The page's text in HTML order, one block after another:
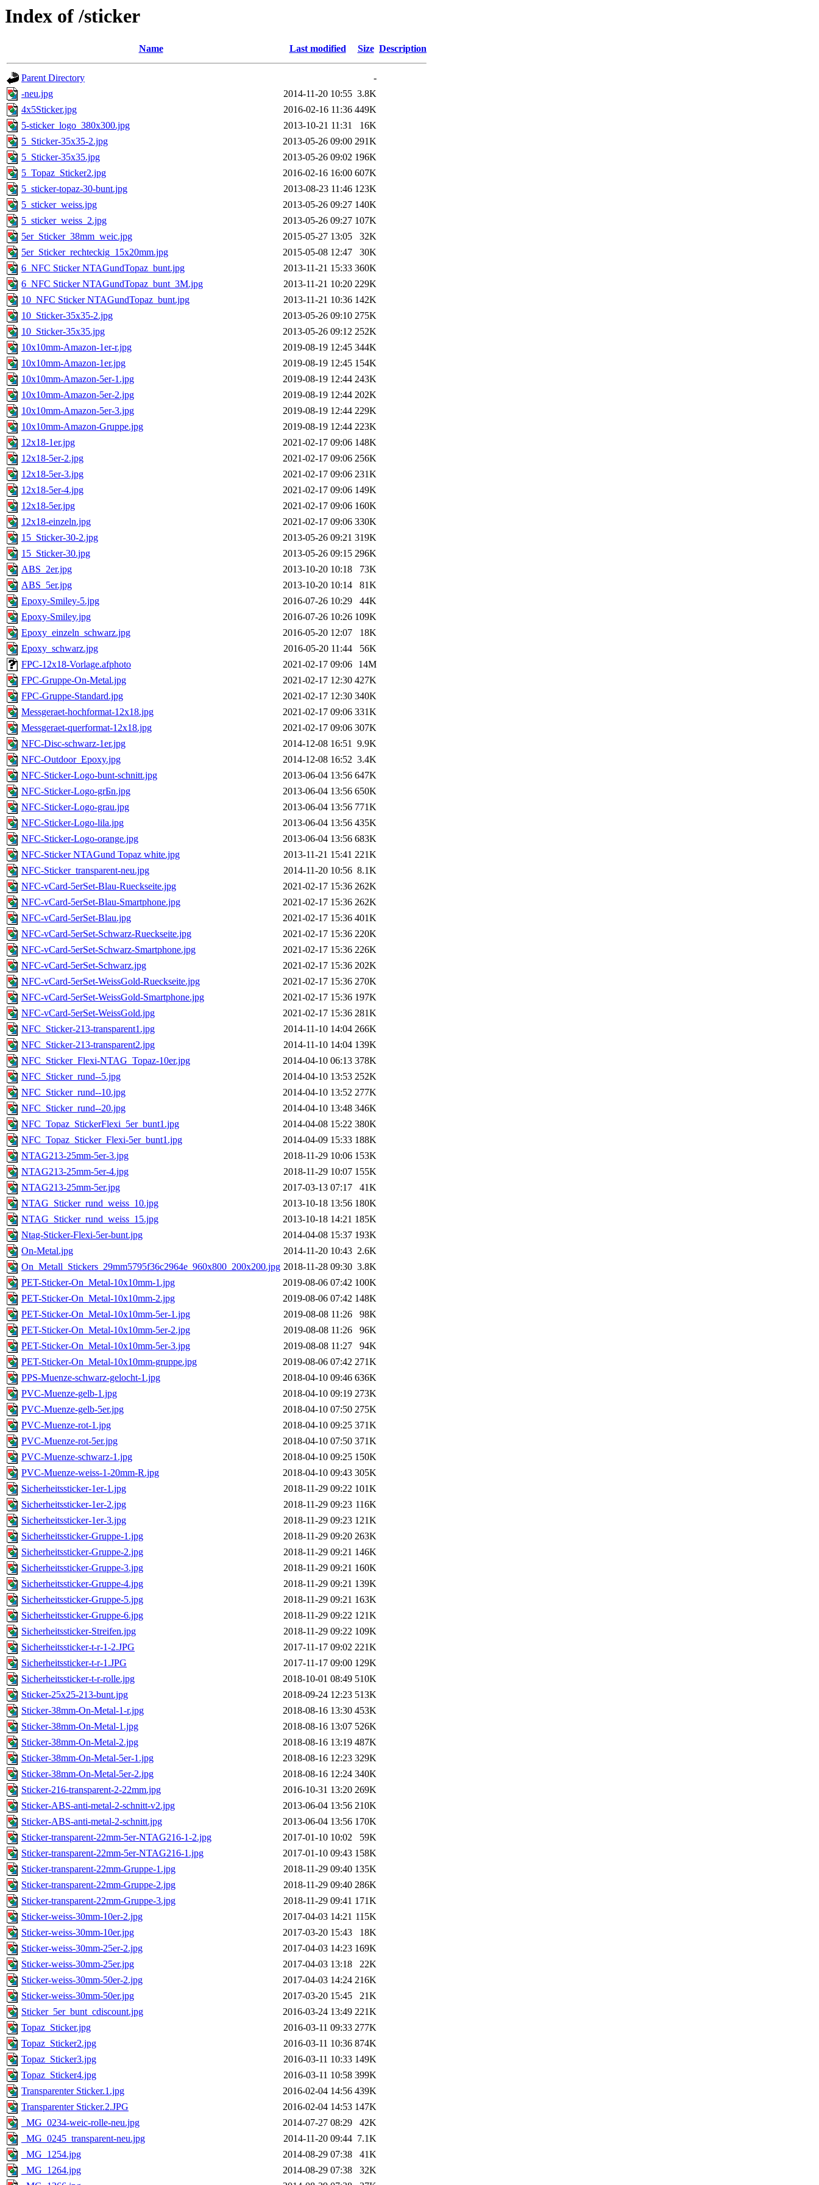
Index of /sticker
Name Last modified Size Description
Parent Directory
-
-neu.jpg
2014-11-20 10:55 3.8K
4x5Sticker.jpg
2016-02-16 11:36 449K
5-sticker_logo_380x300.jpg
2013-10-21 11:31
16K
5_Sticker-35x35-2.jpg
2013-05-26 09:00 291K
5_Sticker-35x35.jpg
2013-05-26 09:02 196K
5_Topaz_Sticker2.jpg
2016-02-16 16:00 607K
5_sticker-topaz-30-bunt.jpg
2013-08-23 11:46 123K
5_sticker_weiss.jpg
2013-05-26 09:27 140K
5_sticker_weiss_2.jpg
2013-05-26 09:27 107K
5er_Sticker_38mm_weiс.jpg
2015-05-27 13:05
32K
5er_Sticker_rechteckig_15x20mm.jpg
2015-05-08 12:47
30K
6_NFC Sticker NTAGundTopaz_bunt.jpg
2013-11-21 15:33 360K
6_NFC Sticker NTAGundTopaz_bunt_3M.jpg
2013-11-21 10:20 229K
10_NFC Sticker NTAGundTopaz_bunt.jpg
2013-11-21 10:36 142K
10_Sticker-35x35-2.jpg
2013-05-26 09:10 275K
10_Sticker-35x35.jpg
2013-05-26 09:12 252K
10x10mm-Amazon-1er-r.jpg
2019-08-19 12:45 344K
10x10mm-Amazon-1er.jpg
2019-08-19 12:45 154K
10x10mm-Amazon-5er-1.jpg
2019-08-19 12:44 243K
10x10mm-Amazon-5er-2.jpg
2019-08-19 12:44 202K
10x10mm-Amazon-5er-3.jpg
2019-08-19 12:44 229K
10x10mm-Amazon-Gruppe.jpg
2019-08-19 12:44 223K
12x18-1er.jpg
2021-02-17 09:06 148K
12x18-5er-2.jpg
2021-02-17 09:06 256K
12x18-5er-3.jpg
2021-02-17 09:06 231K
12x18-5er-4.jpg
2021-02-17 09:06 149K
12x18-5er.jpg
2021-02-17 09:06 160K
12x18-einzeln.jpg
2021-02-17 09:06 330K
15_Sticker-30-2.jpg
2013-05-26 09:21 319K
15_Sticker-30.jpg
2013-05-26 09:15 296K
ABS_2er.jpg
2013-10-20 10:18
73K
ABS_5er.jpg
2013-10-20 10:14
81K
Epoxy-Smiley-5.jpg
2016-07-26 10:29
44K
Epoxy-Smiley.jpg
2016-07-26 10:26 109K
Epoxy_einzeln_schwarz.jpg
2016-05-20 12:07
18K
Epoxy_schwarz.jpg
2016-05-20 11:44
56K
FPC-12x18-Vorlage.afphoto
2021-02-17 09:06
14M
FPC-Gruppe-On-Metal.jpg
2021-02-17 12:30 427K
FPC-Gruppe-Standard.jpg
2021-02-17 12:30 340K
Messgeraet-hochformat-12x18.jpg
2021-02-17 09:06 331K
Messgeraet-querformat-12x18.jpg
2021-02-17 09:06 307K
NFC-Disc-schwarz-1er.jpg
2014-12-08 16:51 9.9K
NFC-Outdoor_Epoxy.jpg
2014-12-08 16:52 3.4K
NFC-Sticker-Logo-bunt-schnitt.jpg
2013-06-04 13:56 647K
NFC-Sticker-Logo-grБn.jpg
2013-06-04 13:56 650K
NFC-Sticker-Logo-grau.jpg
2013-06-04 13:56 771K
NFC-Sticker-Logo-lila.jpg
2013-06-04 13:56 435K
NFC-Sticker-Logo-orange.jpg
2013-06-04 13:56 683K
NFC-Sticker NTAGund Topaz white.jpg
2013-11-21 15:41 221K
NFC-Sticker_transparent-neu.jpg
2014-11-20 10:56 8.1K
NFC-vCard-5erSet-Blau-Rueckseite.jpg
2021-02-17 15:36 262K
NFC-vCard-5erSet-Blau-Smartphone.jpg
2021-02-17 15:36 262K
NFC-vCard-5erSet-Blau.jpg
2021-02-17 15:36 401K
NFC-vCard-5erSet-Schwarz-Rueckseite.jpg
2021-02-17 15:36 220K
NFC-vCard-5erSet-Schwarz-Smartphone.jpg
2021-02-17 15:36 226K
NFC-vCard-5erSet-Schwarz.jpg
2021-02-17 15:36 202K
NFC-vCard-5erSet-WeissGold-Rueckseite.jpg
2021-02-17 15:36 270K
NFC-vCard-5erSet-WeissGold-Smartphone.jpg
2021-02-17 15:36 197K
NFC-vCard-5erSet-WeissGold.jpg
2021-02-17 15:36 281K
NFC_Sticker-213-transparent1.jpg
2014-11-10 14:04 266K
NFC_Sticker-213-transparent2.jpg
2014-11-10 14:04 139K
NFC_Sticker_Flexi-NTAG_Topaz-10er.jpg
2014-04-10 06:13 378K
NFC_Sticker_rund--5.jpg
2014-04-10 13:53 252K
NFC_Sticker_rund--10.jpg
2014-04-10 13:52 277K
NFC_Sticker_rund--20.jpg
2014-04-10 13:48 346K
NFC_Topaz_StickerFlexi_5er_bunt1.jpg
2014-04-08 15:22 380K
NFC_Topaz_Sticker_Flexi-5er_bunt1.jpg
2014-04-09 15:33 188K
NTAG213-25mm-5er-3.jpg
2018-11-29 10:06 153K
NTAG213-25mm-5er-4.jpg
2018-11-29 10:07 155K
NTAG213-25mm-5er.jpg
2017-03-13 07:17
41K
NTAG_Sticker_rund_weiss_10.jpg
2013-10-18 13:56 180K
NTAG_Sticker_rund_weiss_15.jpg
2013-10-18 14:21 185K
Ntag-Sticker-Flexi-5er-bunt.jpg
2014-04-08 15:37 193K
On-Metal.jpg
2014-11-20 10:43 2.6K
On_Metall_Stickers_29mm5795f36c2964e_960x800_200x200.jpg 2018-11-28 09:30 3.8K
PET-Sticker-On_Metal-10x10mm-1.jpg
2019-08-06 07:42 100K
PET-Sticker-On_Metal-10x10mm-2.jpg
2019-08-06 07:42 148K
PET-Sticker-On_Metal-10x10mm-5er-1.jpg
2019-08-08 11:26
98K
PET-Sticker-On_Metal-10x10mm-5er-2.jpg
2019-08-08 11:26
96K
PET-Sticker-On_Metal-10x10mm-5er-3.jpg
2019-08-08 11:27
94K
PET-Sticker-On_Metal-10x10mm-gruppe.jpg
2019-08-06 07:42 271K
PPS-Muenze-schwarz-gelocht-1.jpg
2018-04-10 09:46 636K
PVC-Muenze-gelb-1.jpg
2018-04-10 09:19 273K
PVC-Muenze-gelb-5er.jpg
2018-04-10 07:50 275K
PVC-Muenze-rot-1.jpg
2018-04-10 09:25 371K
PVC-Muenze-rot-5er.jpg
2018-04-10 07:50 371K
PVC-Muenze-schwarz-1.jpg
2018-04-10 09:25 150K
PVC-Muenze-weiss-1-20mm-R.jpg
2018-04-10 09:43 305K
Sicherheitssticker-1er-1.jpg
2018-11-29 09:22 101K
Sicherheitssticker-1er-2.jpg
2018-11-29 09:23 116K
Sicherheitssticker-1er-3.jpg
2018-11-29 09:23 121K
Sicherheitssticker-Gruppe-1.jpg
2018-11-29 09:20 263K
Sicherheitssticker-Gruppe-2.jpg
2018-11-29 09:21 146K
Sicherheitssticker-Gruppe-3.jpg
2018-11-29 09:21 160K
Sicherheitssticker-Gruppe-4.jpg
2018-11-29 09:21 139K
Sicherheitssticker-Gruppe-5.jpg
2018-11-29 09:21 163K
Sicherheitssticker-Gruppe-6.jpg
2018-11-29 09:22 121K
Sicherheitssticker-Streifen.jpg
2018-11-29 09:22 109K
Sicherheitssticker-t-r-1-2.JPG
2017-11-17 09:02 221K
Sicherheitssticker-t-r-1.JPG
2017-11-17 09:00 129K
Sicherheitssticker-t-r-rolle.jpg
2018-10-01 08:49 510K
Sticker-25x25-213-bunt.jpg
2018-09-24 12:23 513K
Sticker-38mm-On-Metal-1-r.jpg
2018-08-16 13:30 453K
Sticker-38mm-On-Metal-1.jpg
2018-08-16 13:07 526K
Sticker-38mm-On-Metal-2.jpg
2018-08-16 13:19 487K
Sticker-38mm-On-Metal-5er-1.jpg
2018-08-16 12:23 329K
Sticker-38mm-On-Metal-5er-2.jpg
2018-08-16 12:24 340K
Sticker-216-transparent-2-22mm.jpg
2016-10-31 13:20 269K
Sticker-ABS-anti-metal-2-schnitt-v2.jpg
2013-06-04 13:56 210K
Sticker-ABS-anti-metal-2-schnitt.jpg
2013-06-04 13:56 170K
Sticker-transparent-22mm-5er-NTAG216-1-2.jpg
2017-01-10 10:02
59K
Sticker-transparent-22mm-5er-NTAG216-1.jpg
2017-01-10 09:43 158K
Sticker-transparent-22mm-Gruppe-1.jpg
2018-11-29 09:40 135K
Sticker-transparent-22mm-Gruppe-2.jpg
2018-11-29 09:40 286K
Sticker-transparent-22mm-Gruppe-3.jpg
2018-11-29 09:41 171K
Sticker-weiss-30mm-10er-2.jpg
2017-04-03 14:21 115K
Sticker-weiss-30mm-10er.jpg
2017-03-20 15:43
18K
Sticker-weiss-30mm-25er-2.jpg
2017-04-03 14:23 169K
Sticker-weiss-30mm-25er.jpg
2017-04-03 13:18
22K
Sticker-weiss-30mm-50er-2.jpg
2017-04-03 14:24 216K
Sticker-weiss-30mm-50er.jpg
2017-03-20 15:45
21K
Sticker_5er_bunt_cdiscount.jpg
2016-03-24 13:49 221K
Topaz_Sticker.jpg
2016-03-11 09:33 277K
Topaz_Sticker2.jpg
2016-03-11 10:36 874K
Topaz_Sticker3.jpg
2016-03-11 10:33 149K
Topaz_Sticker4.jpg
2016-03-11 10:58 399K
Transparenter Sticker.1.jpg
2016-02-04 14:56 439K
Transparenter Sticker.2.JPG
2016-02-04 14:53 147K
_MG_0234-weiс-rolle-neu.jpg
2014-07-27 08:29
42K
_MG_0245_transparent-neu.jpg
2014-11-20 09:44 7.1K
_MG_1254.jpg
2014-08-29 07:38
41K
_MG_1264.jpg
2014-08-29 07:38
32K